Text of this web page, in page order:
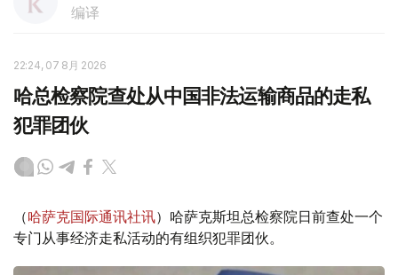
编译
22:24, 07 8月 2026
哈总检察院查处从中国非法运输商品的走私
犯罪团伙
（哈萨克国际通讯社讯）哈萨克斯坦总检察院日前查处一个
专门从事经济走私活动的有组织犯罪团伙。